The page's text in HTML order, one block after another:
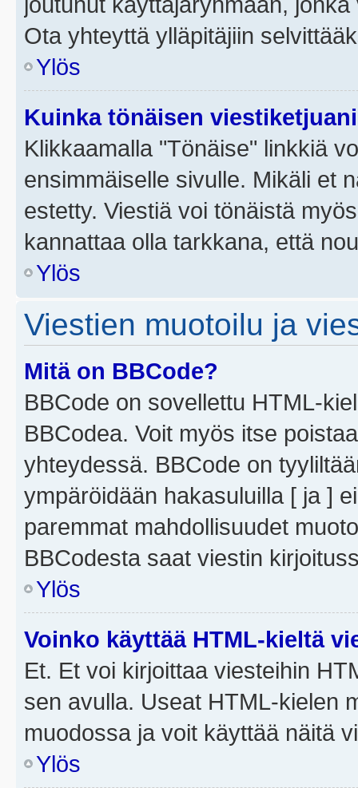
Ota yhteyttä ylläpitäjiin
Ylös
Kuinka tönäisen
Klikkaamalla "Tönäise" linkkiä
ensimmäiselle sivulle. Mikäli et
estetty. Viestiä voi tönäistä
kannattaa olla tarkkana, että
Ylös
Viestien muotoilu ja
Mitä on BBCode?
BBCode on sovellettu HTML-
BBCodea. Voit myös itse
yhteydessä. BBCode on
ympäröidään hakasuluilla [ ja ]
paremmat mahdollisuudet
BBCodesta saat viestin
Ylös
Voinko käyttää HTML-kieltä
Et. Et voi kirjoittaa viesteihin
sen avulla. Useat HTML-kielen
muodossa ja voit käyttää näitä
Ylös